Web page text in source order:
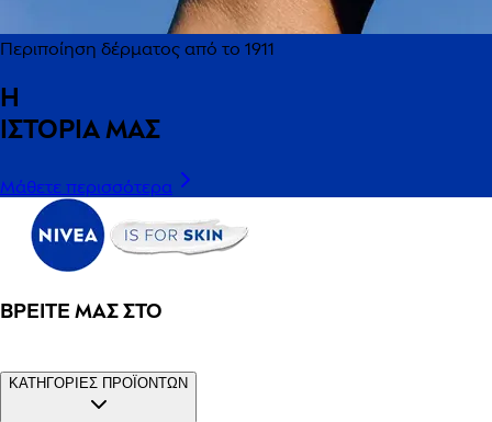
Περιποίηση δέρματος από το 1911
Η
ΙΣΤΟΡΙΑ ΜΑΣ
Μάθετε περισσότερα
ΒΡΕΊΤΕ ΜΑΣ ΣΤΟ
ΚΑΤΗΓΟΡΙΕΣ ΠΡΟΪΟΝΤΩΝ